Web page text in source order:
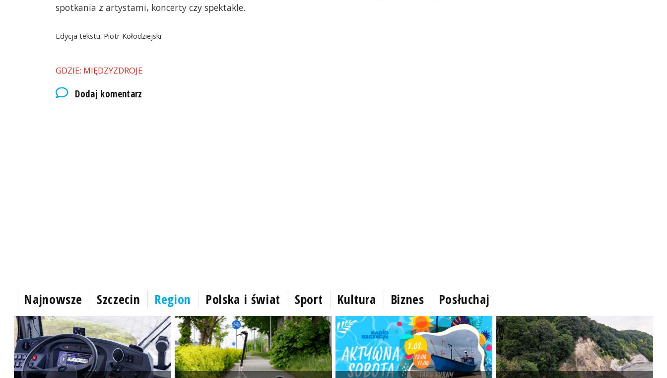
spotkania z artystami, koncerty czy spektakle.
Edycja tekstu: Piotr Kołodziejski
GDZIE: MIĘDZYZDROJE
Dodaj komentarz
Najnowsze Szczecin Region Polska i świat Sport Kultura Biznes Posłuchaj